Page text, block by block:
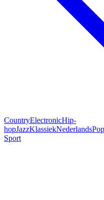
CountryElectronicHip-
hopJazzKlassiekNederlandsPop
Sport